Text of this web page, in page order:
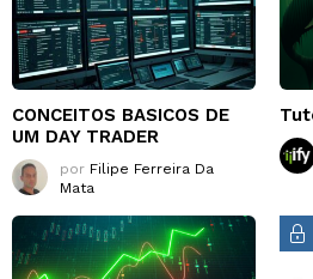
CONCEITOS BASICOS DE
UM DAY TRADER
por Filipe Ferreira Da
Mata